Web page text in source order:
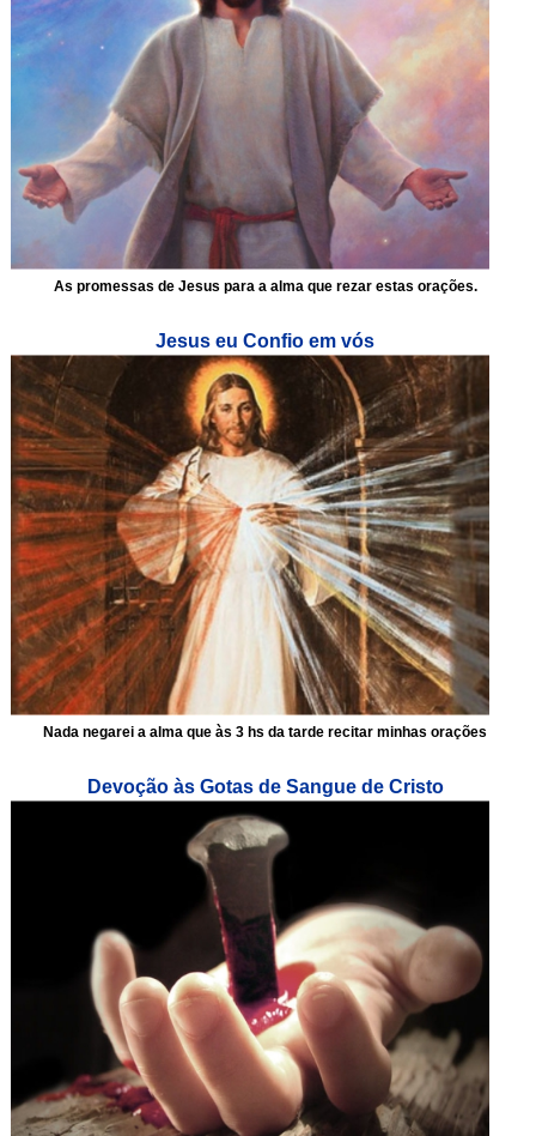
As promessas de Jesus para a alma que rezar estas orações.
Jesus eu Confio em vós
Nada negarei a alma que às 3 hs da tarde recitar minhas orações
Devoção às Gotas de Sangue de Cristo